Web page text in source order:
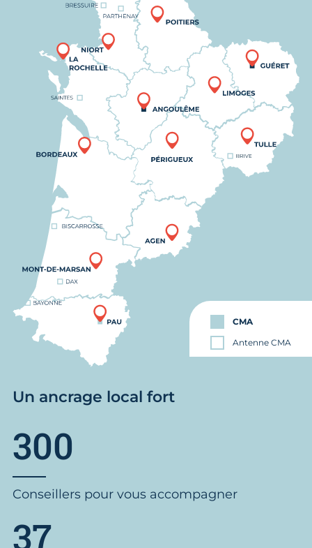
CMA
Antenne CMA
Un ancrage local fort
300
Conseillers pour vous accompagner
37